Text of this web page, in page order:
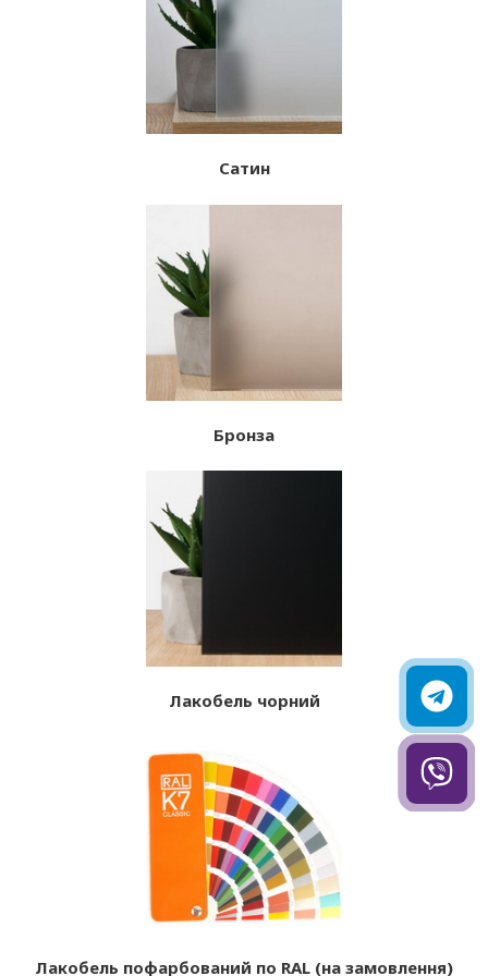
Сатин
Бронза
Лакобель чорний
Лакобель пофарбований по RAL (на замовлення)